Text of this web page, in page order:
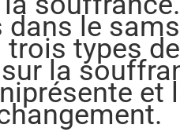
dans le
types
la
et